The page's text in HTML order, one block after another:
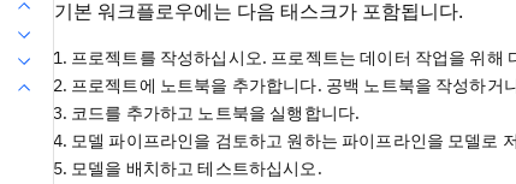
기본 워크플로우에는 다음 태스크가 포함됩니다.
프로젝트를 작성하십시오. 프로젝트는 데이터 작업을 위해
프로젝트에 노트북을 추가합니다. 공백 노트북을 작성하
코드를 추가하고 노트북을 실행합니다.
모델 파이프라인을 검토하고 원하는 파이프라인을 모델로
모델을 배치하고 테스트하십시오.